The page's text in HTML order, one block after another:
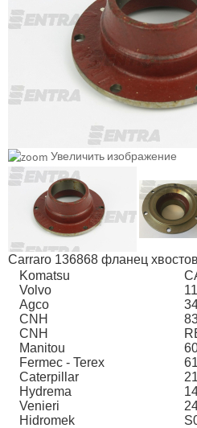
Увеличить изображение
Carraro 136868 фланец
Komatsu
Volvo
Agco
CNH
CNH
Manitou
Fermec - Terex
Caterpillar
Hydrema
Venieri
Hidromek